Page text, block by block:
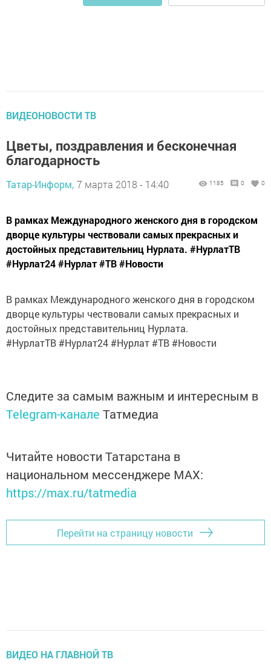
ВИДЕОНОВОСТИ ТВ
Цветы, поздравления и бесконечная
благодарность
Татар-Информ, 7 марта 2018 - 14:40 1185 0 0
В рамках Международного женского дня в городском
дворце культуры чествовали самых прекрасных и
достойных представительниц Нурлата. #НурлатТВ
#Нурлат24 #Нурлат #ТВ #Новости
В рамках Международного женского дня в городском
дворце культуры чествовали самых прекрасных и
достойных представительниц Нурлата.
#НурлатТВ #Нурлат24 #Нурлат #ТВ #Новости
Следите за самым важным и интересным в
Telegram-канале Татмедиа
Читайте новости Татарстана в
национальном мессенджере MАХ:
https://max.ru/tatmedia
Перейти на страницу новости
ВИДЕО НА ГЛАВНОЙ ТВ